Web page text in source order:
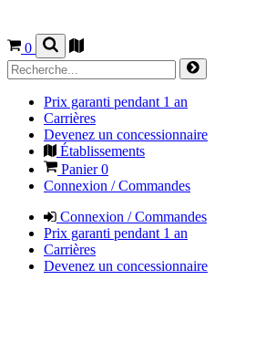
0
Prix garanti pendant 1 an
Carrières
Devenez un concessionnaire
Établissements
Panier0
Connexion / Commandes
Connexion / Commandes
Prix garanti pendant 1 an
Carrières
Devenez un concessionnaire